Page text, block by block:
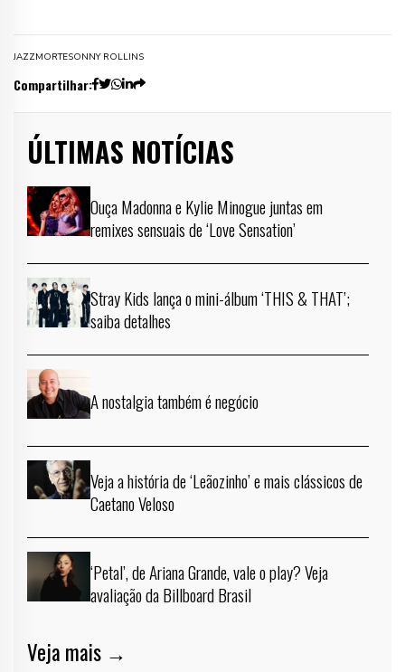
JAZZMORTESONNY ROLLINS
Compartilhar:
ÚLTIMAS NOTÍCIAS
Ouça Madonna e Kylie Minogue juntas em
remixes sensuais de ‘Love Sensation’
Stray Kids lança o mini-álbum ‘THIS & THAT’;
saiba detalhes
A nostalgia também é negócio
Veja a história de ‘Leãozinho’ e mais clássicos de
Caetano Veloso
‘Petal’, de Ariana Grande, vale o play? Veja
avaliação da Billboard Brasil
Veja mais →